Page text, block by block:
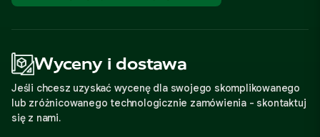
Wyceny i dostawa
Jeśli chcesz uzyskać wycenę dla swojego skomplikowanego
lub zróżnicowanego technologicznie zamówienia - skontaktuj
się z nami.